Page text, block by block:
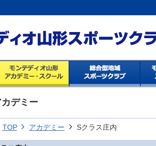
カデミー
TOP アカデミー Sクラス庄内